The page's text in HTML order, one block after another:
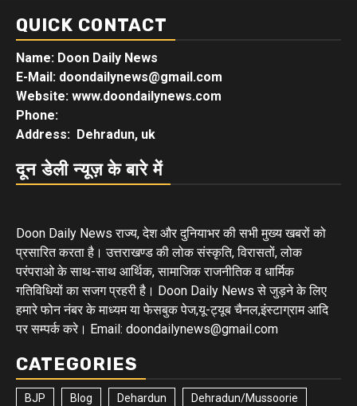
QUICK CONTACT
Name: Doon Daily News
E-Mail: doondailynews@gmail.com
Website: www.doondailynews.com
Phone:
Address: Dehradun, uk
दून डेली न्यूज़ के बारे में
Doon Daily News राज्य, देश और दुनियाभर की सभी मुख्य खबरों को
प्रसारित करता है। उत्तराखण्ड की लोक संस्कृति, विरासतों, लोक
परंपराओ के साथ-साथ आर्थिक, सामाजिक राजनीतिक व धार्मिक
गतिविधियों का सजग प्रहरी है। Doon Daily News से जुड़ने के लिए
हमारे फोन नंबर के माध्यम या फेसबुक पेज,यू-ट्यूब चैनल,इंस्टाग्राम आदि
पर सम्पर्क करे। Email: doondailynews@gmail.com
CATEGORIES
BJP Blog Dehardun Dehradun/Mussoorie